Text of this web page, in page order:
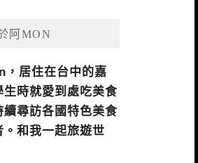
阿MON
，居住在台中的嘉
生時就愛到處吃美食
續尋訪各國特色美食
。和我一起旅遊世